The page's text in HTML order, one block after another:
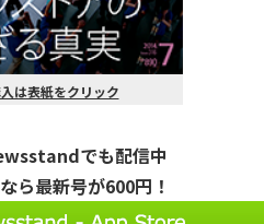
は表紙をクリック
でも配信中
ら最新号が600円！